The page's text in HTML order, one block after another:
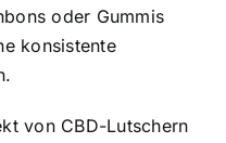
oder Gummis
konsistente
von CBD-Lutschern